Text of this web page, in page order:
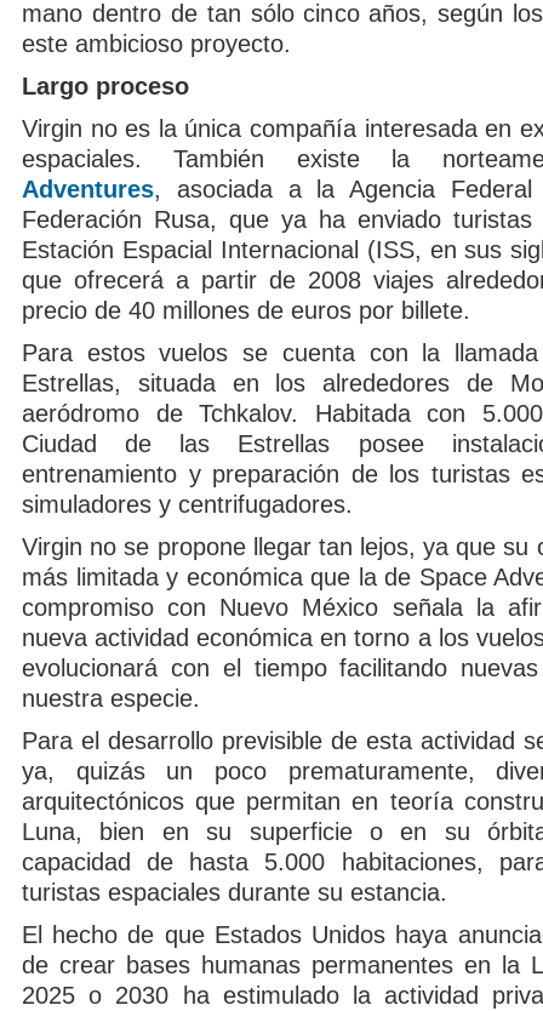
mano dentro de tan sólo cinco años, según
este ambicioso proyecto.
Largo proceso
Virgin no es la única compañía interesada en
espaciales. También existe la
Adventures, asociada a la Agencia
Federación Rusa, que ya ha enviado
Estación Espacial Internacional (ISS, en sus
que ofrecerá a partir de 2008 viajes
precio de 40 millones de euros por billete.
Para estos vuelos se cuenta con la
Estrellas, situada en los alrededores de
aeródromo de Tchkalov. Habitada con
Ciudad de las Estrellas posee
entrenamiento y preparación de los turistas
simuladores y centrifugadores.
Virgin no se propone llegar tan lejos, ya que su
más limitada y económica que la de Space
compromiso con Nuevo México señala la
nueva actividad económica en torno a los
evolucionará con el tiempo facilitando
nuestra especie.
Para el desarrollo previsible de esta actividad
ya, quizás un poco prematuramente,
arquitectónicos que permitan en teoría
Luna, bien en su superficie o en su
capacidad de hasta 5.000 habitaciones,
turistas espaciales durante su estancia.
El hecho de que Estados Unidos haya
de crear bases humanas permanentes en la
2025 o 2030 ha estimulado la actividad